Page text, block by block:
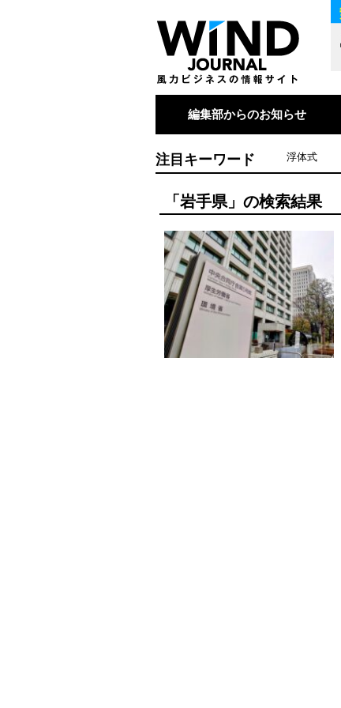
編集部からのお知らせ
注目キーワード 浮体式
「岩手県」の検索結果